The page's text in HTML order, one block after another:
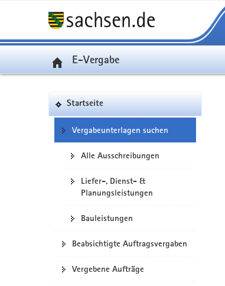
E-Vergabe
Startseite
Vergabeunterlagen suchen
Alle Ausschreibungen
Liefer-, Dienst- &
Planungsleistungen
Bauleistungen
Beabsichtigte Auftragsvergaben
Vergebene Aufträge